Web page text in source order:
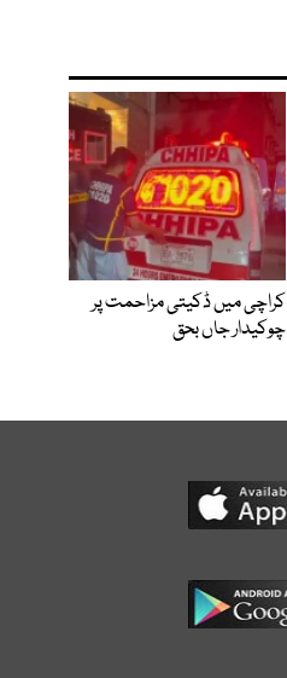
کراچی میں ڈکیتی مزاحمت پر
چوکیدار جاں بحق